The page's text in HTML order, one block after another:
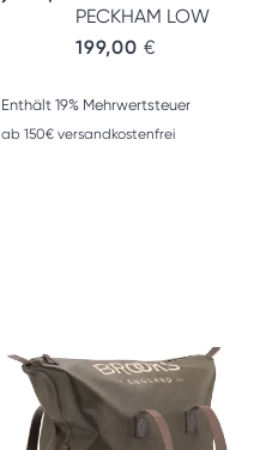
PECKHAM LOW
199,00 €
Enthält 19% Mehrwertsteuer
ab 150€ versandkostenfrei